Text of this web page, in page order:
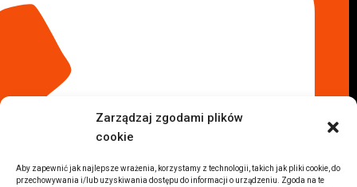
Zarządzaj zgodami plików
cookie
Aby zapewnić jak najlepsze wrażenia, korzystamy z technologii, takich jak pliki cookie, do
przechowywania i/lub uzyskiwania dostępu do informacji o urządzeniu. Zgoda na te
Komis samochodowy Radom
Komis samochodowy Płock
Komis samochodowy Opole
Komis samochodowy Lublin
Komis samochodowy Sochaczew
Inne Lokalizacje
Auta z USA Rzeszów